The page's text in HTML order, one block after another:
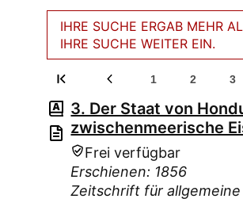
IHRE SUCHE ERGAB MEHR
IHRE SUCHE WEITER EIN.
1 2 3
3. Der Staat von
zwischenmeerische
Frei verfügbar
Erschienen: 1856
Zeitschrift für